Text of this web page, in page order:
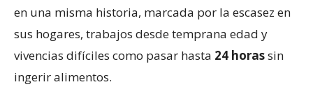
en una misma historia, marcada por la escasez en
sus hogares, trabajos desde temprana edad y
vivencias difíciles como pasar hasta 24 horassin
ingerir alimentos.